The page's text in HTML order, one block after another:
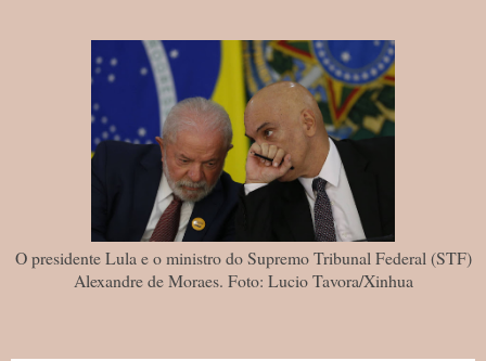
O presidente Lula e o ministro do Supremo Tribunal Federal (STF)
Alexandre de Moraes. Foto: Lucio Tavora/Xinhua